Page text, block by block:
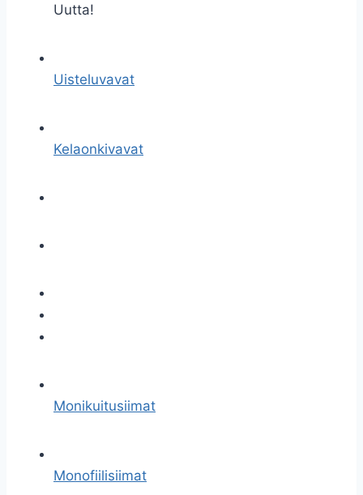
Uutta!
Uisteluvavat
Kelaonkivavat
Monikuitusiimat
Monofiilisiimat